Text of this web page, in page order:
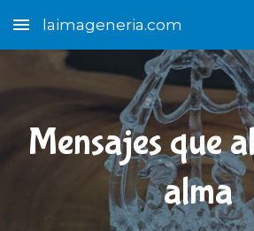
Skip to main content
laimageneria.com
Mensajes que
alma